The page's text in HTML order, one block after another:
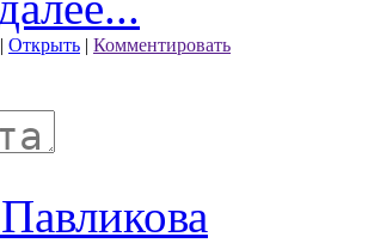
| Открыть | Комментировать